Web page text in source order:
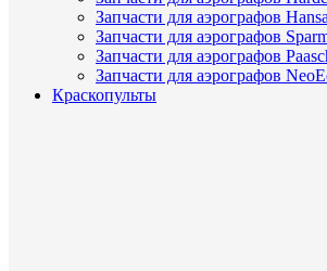
Запчасти для аэрографов Hansa
Запчасти для аэрографов
Запчасти для аэрографов
Запчасти для аэрографов
Краскопульты